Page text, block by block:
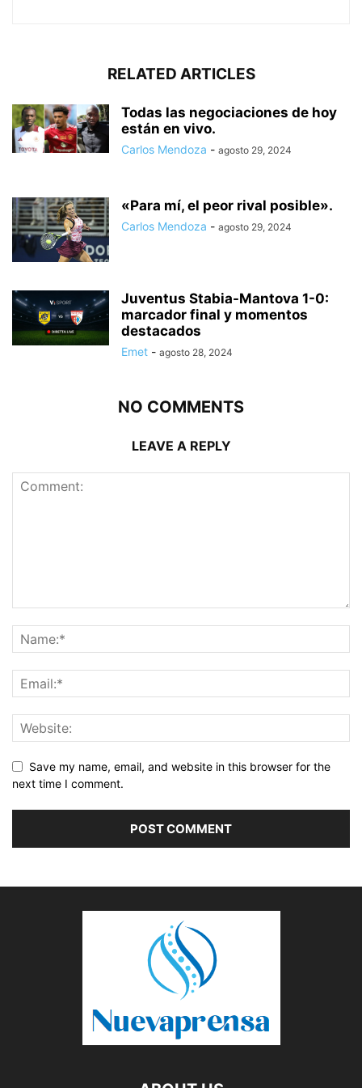
RELATED ARTICLES
Todas las negociaciones de hoy
están en vivo.
Carlos Mendoza - agosto 29, 2024
«Para mí, el peor rival posible».
Carlos Mendoza - agosto 29, 2024
Juventus Stabia-Mantova 1-0:
marcador final y momentos
destacados
Emet - agosto 28, 2024
NO COMMENTS
LEAVE A REPLY
Save my name, email, and website in this browser for the
next time I comment.